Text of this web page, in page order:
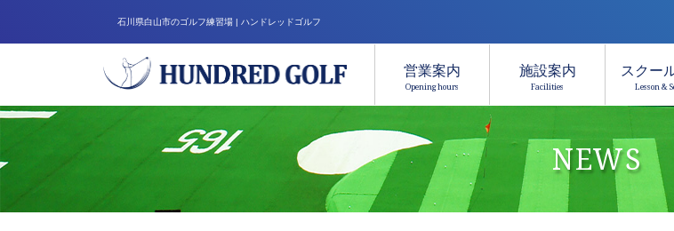
石川県白山市のゴルフ練習場 | ハンドレッドゴルフ
営業案内
Opening hours
施設案内
Facilities
スクー
Lesson &
NEWS